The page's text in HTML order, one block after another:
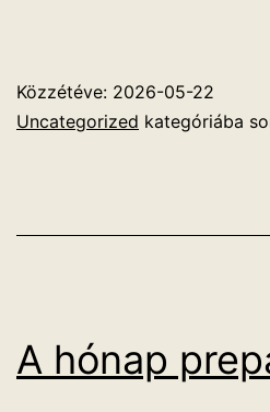
Közzétéve: 2026-05-22
Uncategorized kategóriába
A hónap